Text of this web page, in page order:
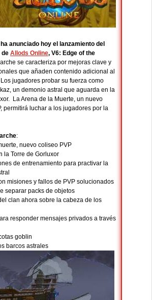
anunciado hoy el lanzamiento del
de Allods Online, V6: Edge of the
se caracteriza por mejoras clave y
que añaden contenido adicional al
Los jugadores probar su fuerza como
un demonio astral que aguarda en la
La Arena de la Muerte, un nuevo
permitirá luchar a los jugadores por la
:
nuevo coliseo PVP
la Torre de Gorluxor
de entrenamiento para practivar la
misiones y fallos de PVP solucionados
separar packs de objetos
clan ahora sobre la cabeza de los
responder mensajes privados a través
goblin
barcos astrales